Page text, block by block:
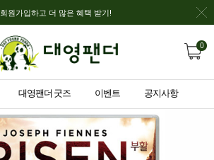
회원가입하고 더 많은 혜택 받기!
0
대영팬더 굿즈 이벤트 공지사항